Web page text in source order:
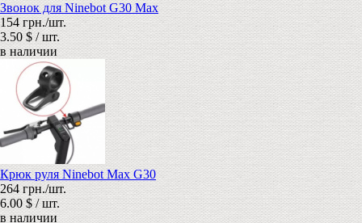
Звонок для Ninebot G30 Max
154 грн./шт.
3.50 $ / шт.
в наличии
Крюк руля Ninebot Max G30
264 грн./шт.
6.00 $ / шт.
в наличии